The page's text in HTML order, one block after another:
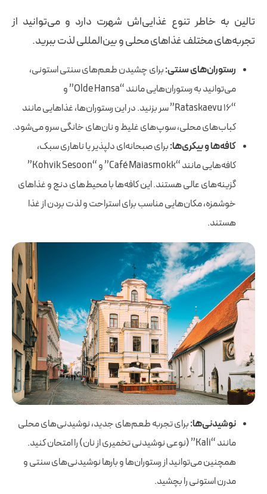
تالین به خاطر تنوع غذایی‌اش شهرت دارد و می‌توانید از
تجربه‌های مختلف غذاهای محلی و بین‌المللی لذت ببرید.
رستوران‌های سنتی:برای چشیدن طعم‌های سنتی استونی،
می‌توانید به رستوران‌هایی مانند “Olde Hansa” و
“Rataskaevu 16” سر بزنید. در این رستوران‌ها، غذاهایی مانند
کباب‌های محلی، سوپ‌های غلیظ و نان‌های خانگی سرو می‌شود.
کافه‌ها و بیکری‌ها:برای صبحانه‌ای دلپذیر یا ناهاری سبک،
کافه‌هایی مانند “Café Maiasmokk” و “Kohvik Sesoon”
گزینه‌های عالی هستند. این کافه‌ها با محیط‌های دنج و غذاهای
خوشمزه، مکان‌هایی مناسب برای استراحت و لذت بردن از غذا
هستند.
نوشیدنی‌ها:برای تجربه طعم‌های جدید، نوشیدنی‌های محلی
مانند “Kali” (نوعی نوشیدنی تخمیری از نان) را امتحان کنید.
همچنین می‌توانید از رستوران‌ها و بارها نوشیدنی‌های سنتی و
مدرن استونی را بچشید.